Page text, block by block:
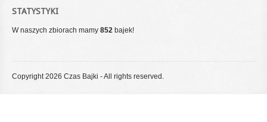
STATYSTYKI
W naszych zbiorach mamy 852 bajek!
Copyright 2026 Czas Bajki - All rights reserved.